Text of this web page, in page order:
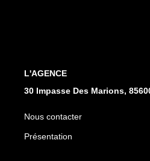
L'AGENCE
30 Impasse Des Marions,
Nous contacter
Présentation